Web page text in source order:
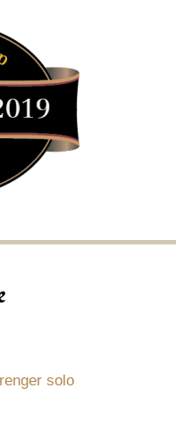
solo